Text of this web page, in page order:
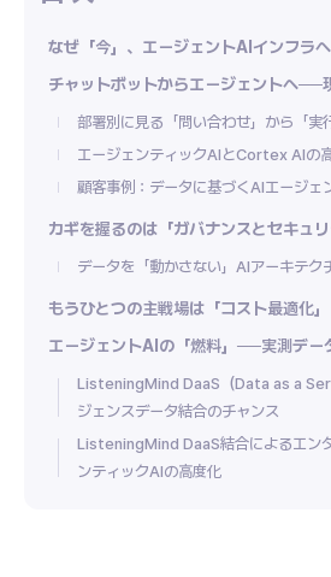
なぜ「今」、エージェントAIインフラ
チャットボットからエージェントへ──
部署別に見る「問い合わせ」から「実
エージェンティックAIとCortex AIの
顧客事例：データに基づくAIエージェ
カギを握るのは「ガバナンスとセキュリ
データを「動かさない」AIアーキテク
もうひとつの主戦場は「コスト最適化」
エージェントAIの「燃料」──実測デー
ListeningMind DaaS（Data as a
ジェンスデータ結合のチャンス
ListeningMind DaaS結合によるエン
ンティックAIの高度化